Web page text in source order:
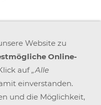
PARTNERPROGRAMM
Website zu
Online-
auf„Alle
einverstanden.
und die Möglichkeit,